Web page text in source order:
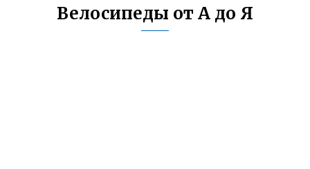
Велосипеды от А до Я